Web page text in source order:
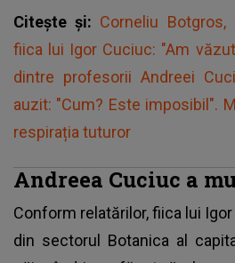
Citește și: Corneliu
fiica lui Igor Cuciuc: "Am
dintre profesorii Andreei
auzit: "Cum? Este imposibil".
respirația tuturor
Andreea Cuciuc a
Conform relatărilor, fiica lui
din sectorul Botanica al